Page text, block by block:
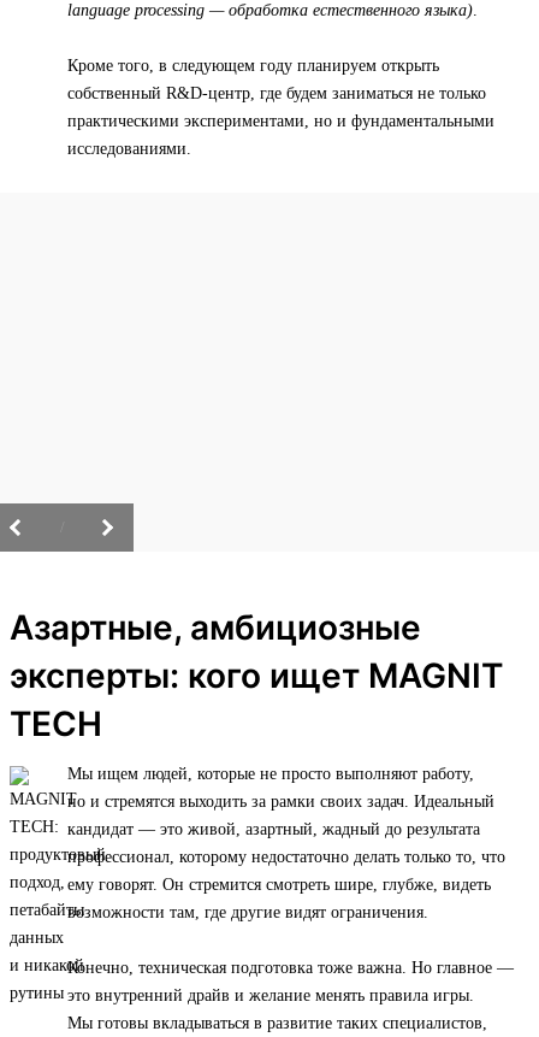
language processing — обработка естественного языка).
Кроме того, в следующем году планируем открыть
собственный R&D-центр, где будем заниматься не только
практическими экспериментами, но и фундаментальными
исследованиями.
Азартные, амбициозные
эксперты: кого ищет MAGNIT
TECH
Мы ищем людей, которые не просто выполняют работу,
но и стремятся выходить за рамки своих задач. Идеальный
кандидат — это живой, азартный, жадный до результата
профессионал, которому недостаточно делать только то, что
ему говорят. Он стремится смотреть шире, глубже, видеть
возможности там, где другие видят ограничения.
Конечно, техническая подготовка тоже важна. Но главное —
это внутренний драйв и желание менять правила игры.
Мы готовы вкладываться в развитие таких специалистов,